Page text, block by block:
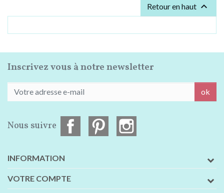
Retour en haut 
Inscrivez vous à notre newsletter
ok
Nous suivre
INFORMATION
VOTRE COMPTE